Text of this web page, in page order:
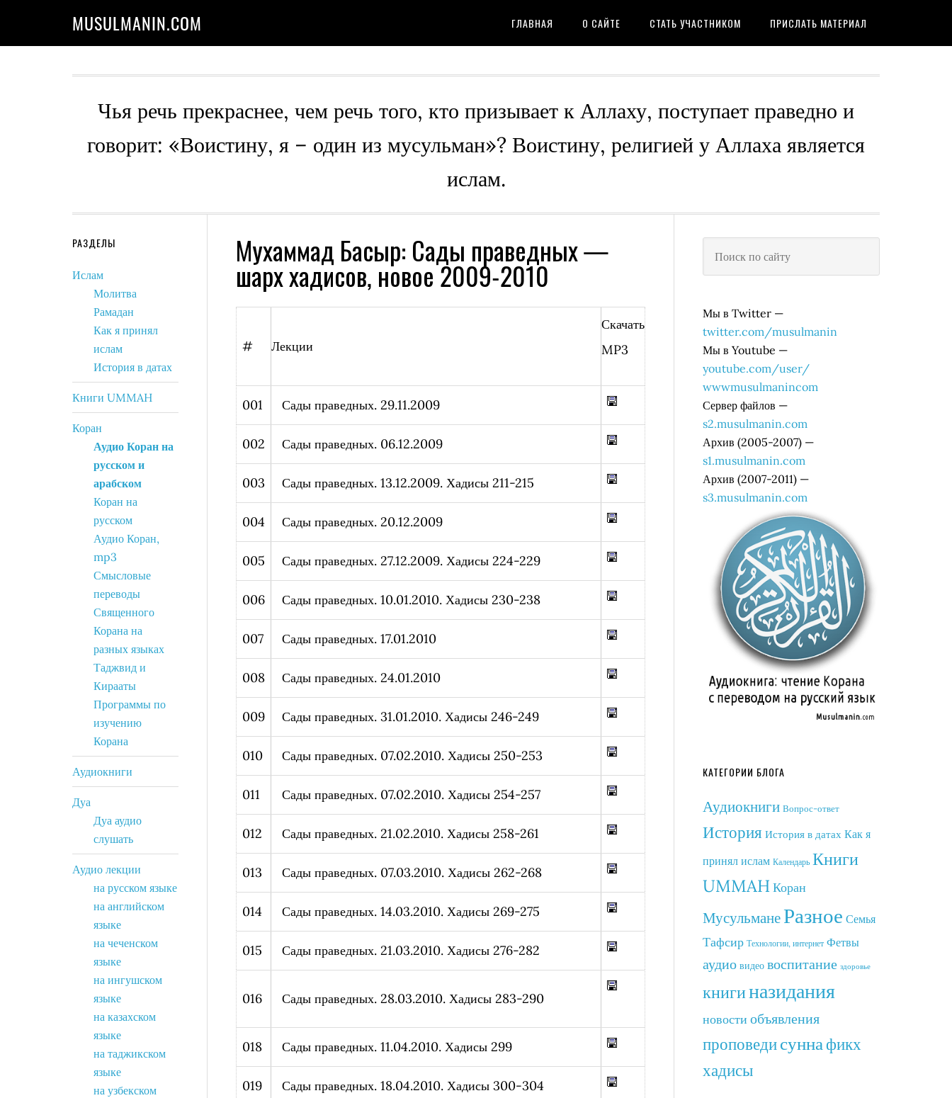
MUSULMANIN.COM ГЛАВНАЯ О САЙТЕ СТАТЬ УЧАСТНИКОМ ПРИСЛАТЬ МАТЕРИАЛ
Чья речь прекраснее, чем речь того, кто призывает к Аллаху, поступает праведно и
говорит: «Воистину, я – один из мусульман»? Воистину, религией у Аллаха является
ислам.
Мухаммад Басыр: Сады праведных —
шарх хадисов, новое 2009-2010
# Лекции
Скачать
MP3
001 Сады праведных. 29.11.2009
002 Сады праведных. 06.12.2009
003 Сады праведных. 13.12.2009. Хадисы 211-215
004 Сады праведных. 20.12.2009
005 Сады праведных. 27.12.2009. Хадисы 224-229
006 Сады праведных. 10.01.2010. Хадисы 230-238
007 Сады праведных. 17.01.2010
008 Сады праведных. 24.01.2010
009 Сады праведных. 31.01.2010. Хадисы 246-249
010 Сады праведных. 07.02.2010. Хадисы 250-253
011 Сады праведных. 07.02.2010. Хадисы 254-257
012 Сады праведных. 21.02.2010. Хадисы 258-261
013 Сады праведных. 07.03.2010. Хадисы 262-268
014 Сады праведных. 14.03.2010. Хадисы 269-275
015 Сады праведных. 21.03.2010. Хадисы 276-282
016 Сады праведных. 28.03.2010. Хадисы 283-290
018 Сады праведных. 11.04.2010. Хадисы 299
019 Сады праведных. 18.04.2010. Хадисы 300-304
Мы в Twitter —
twitter.com/musulmanin
Мы в Youtube —
youtube.com/user/
wwwmusulmanincom
Сервер файлов —
s2.musulmanin.com
Архив (2005-2007) —
s1.musulmanin.com
Архив (2007-2011) —
s3.musulmanin.com
КАТЕГОРИИ БЛОГА
Аудиокниги Вопрос-ответ
История История в датах Как я
принял ислам Календарь Книги
UMMAH Коран
МусульманеРазное Семья
Тафсир Технологии, интернет Фетвы
аудио видео воспитание здоровье
книгиназидания
новости объявления
проповедисуннафикх
хадисы
РАЗДЕЛЫ
Ислам
Молитва
Рамадан
Как я принял
ислам
История в датах
Книги UMMAH
Коран
Аудио Коран на
русском и
арабском
Коран на
русском
Аудио Коран,
mp3
Смысловые
переводы
Священного
Корана на
разных языках
Таджвид и
Кирааты
Программы по
изучению
Корана
Аудиокниги
Дуа
Дуа аудио
слушать
Аудио лекции
на русском языке
на английском
языке
на чеченском
языке
на ингушском
языке
на казахском
языке
на таджикском
языке
на узбекском